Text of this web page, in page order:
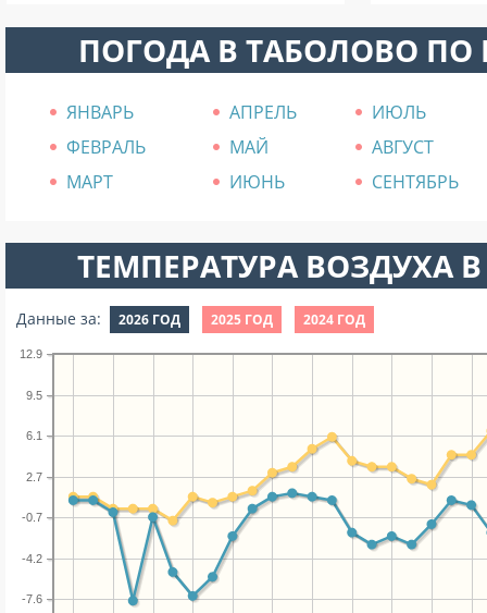
ПОГОДА В ТАБОЛОВО
ЯНВАРЬ АПРЕЛЬ
ИЮЛЬ
ФЕВРАЛЬ
МАЙ
АВГУСТ
МАРТ
ИЮНЬ СЕНТЯБРЬ
ТЕМПЕРАТУРА ВОЗДУХА В
Данные за: 2026 ГОД 2025 ГОД 2024 ГОД
-7.6
-4.2
-0.7
2.7
6.1
9.5
12.9